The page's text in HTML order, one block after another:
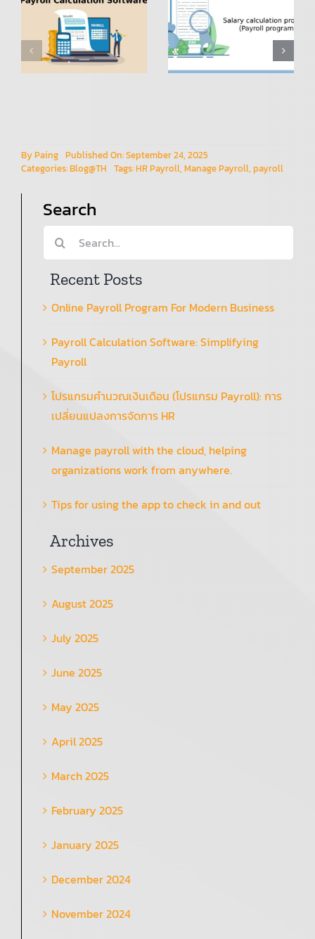
(โปรแกรม
Payroll):
การ
HR
with the
cloud,
helping
ByPaing Published On: September 24, 2025
Categories:Blog@TH Tags:HR Payroll, Manage Payroll, payroll
Search
Search
for:
Recent Posts
Online Payroll Program For Modern Business
Payroll Calculation Software: Simplifying
Payroll
โปรแกรมคำนวณเงินเดือน (โปรแกรม Payroll): การ
เปลี่ยนแปลงการจัดการ HR
Manage payroll with the cloud, helping
organizations work from anywhere.
Tips for using the app to check in and out
Archives
September 2025
August 2025
July 2025
June 2025
May 2025
April 2025
March 2025
February 2025
January 2025
December 2024
November 2024